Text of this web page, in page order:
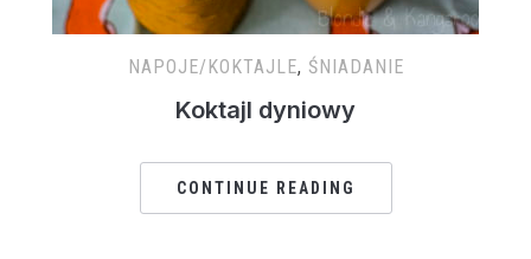
NAPOJE/KOKTAJLE, ŚNIADANIE
Koktajl dyniowy
CONTINUE READING